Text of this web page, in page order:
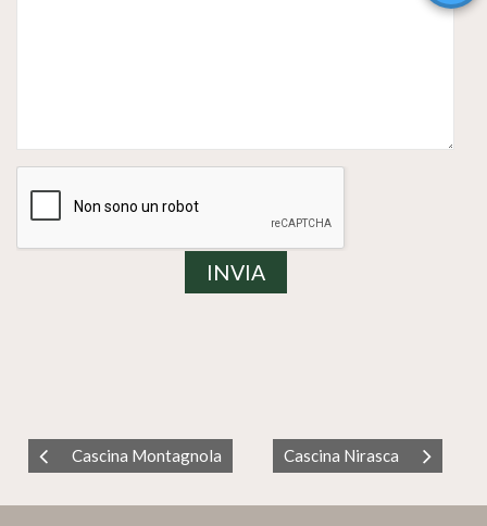
Cascina Montagnola Cascina Nirasca